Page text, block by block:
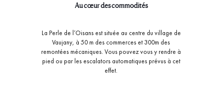
Au cœur des commodités
La Perle de l’Oisans est située au centre du village de
Vaujany, à 50 m des commerces et 300m des
remontées mécaniques. Vous pouvez vous y rendre à
pied ou par les escalators automatiques prévus à cet
effet.